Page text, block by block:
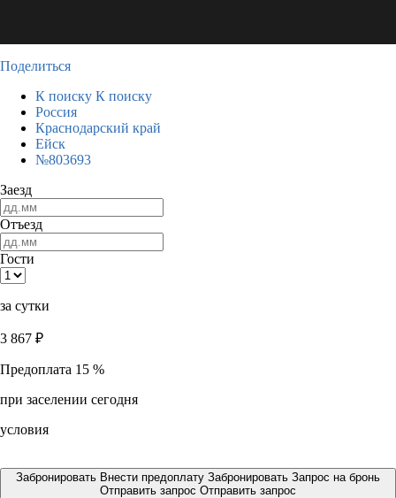
Поделиться
К поиску К поиску
Россия
Краснодарский край
Ейск
№803693
Заезд
Отъезд
Гости
за сутки
3 867 ₽
Предоплата 15 %
при заселении сегодня
условия
Забронировать Внести предоплату Забронировать Запрос на бронь
Отправить запрос Отправить запрос